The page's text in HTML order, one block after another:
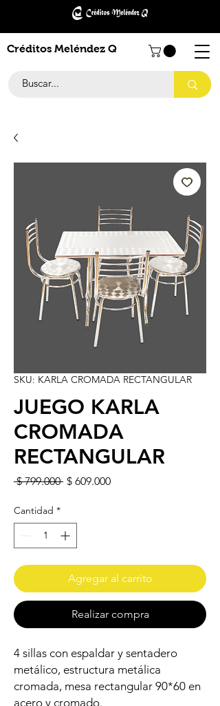
Créditos Meléndez Q
SKU: KARLA CROMADA RECTANGULAR
JUEGO KARLA
CROMADA
RECTANGULAR
$ 799.000 Precio
$ 609.000Precio de oferta
Cantidad *
Agregar al carrito
Realizar compra
4 sillas con espaldar y sentadero
metálico, estructura metálica
cromada, mesa rectangular 90*60 en
acero y cromado.